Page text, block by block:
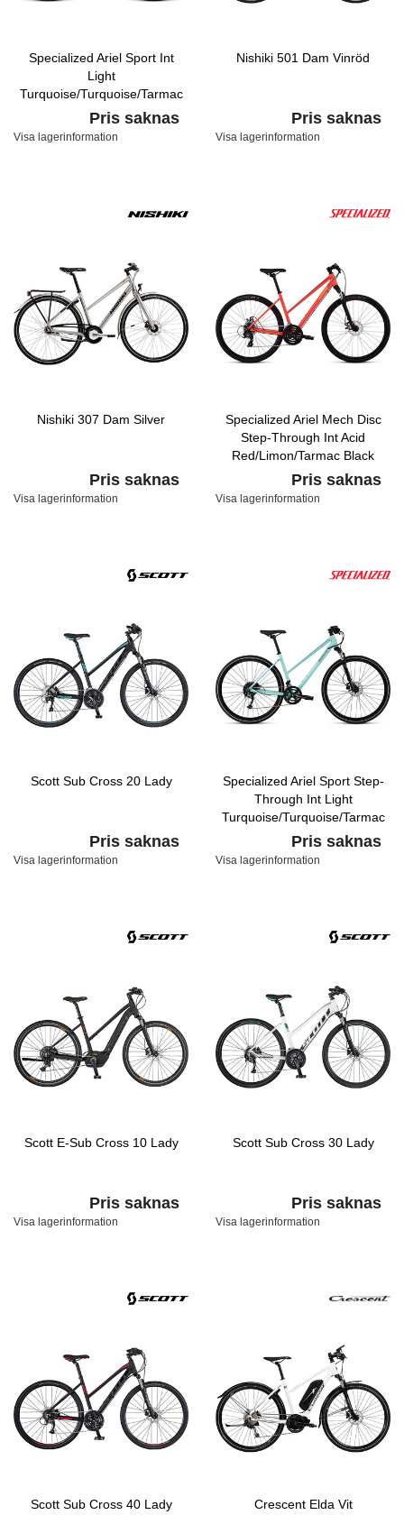
Specialized Ariel Sport Int
Light
Turquoise/Turquoise/Tarmac
Black
Pris saknas
Visa lagerinformation
Nishiki 501 Dam Vinröd
Pris saknas
Visa lagerinformation
Nishiki 307 Dam Silver
Pris saknas
Visa lagerinformation
Specialized Ariel Mech Disc
Step-Through Int Acid
Red/Limon/Tarmac Black
Pris saknas
Visa lagerinformation
Scott Sub Cross 20 Lady
Pris saknas
Visa lagerinformation
Specialized Ariel Sport Step-
Through Int Light
Turquoise/Turquoise/Tarmac
Black
Pris saknas
Visa lagerinformation
Scott E-Sub Cross 10 Lady
Pris saknas
Visa lagerinformation
Scott Sub Cross 30 Lady
Pris saknas
Visa lagerinformation
Scott Sub Cross 40 Lady Crescent Elda Vit